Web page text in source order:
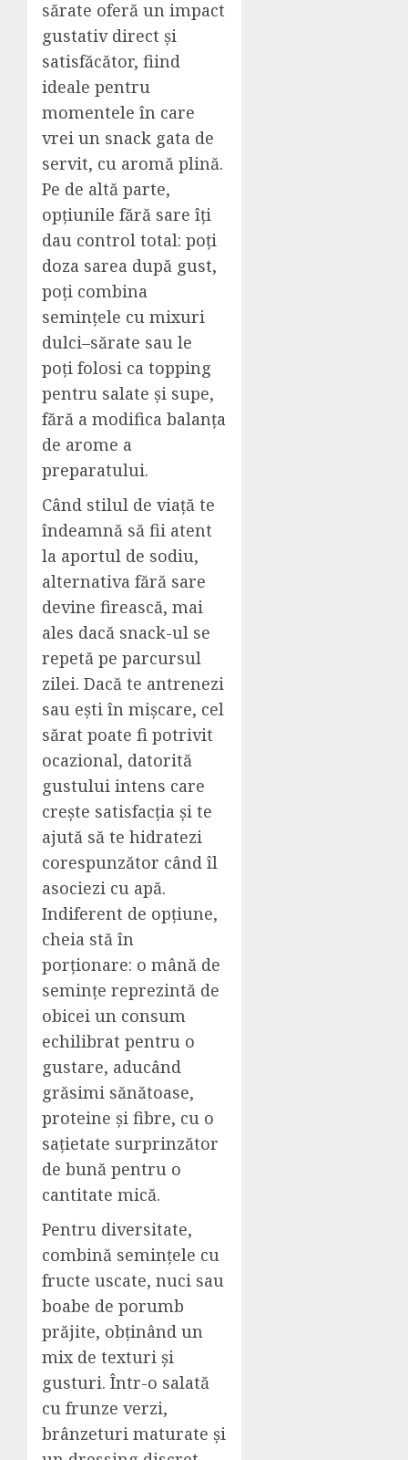
sărate oferă un impact
gustativ direct și
satisfăcător, fiind
ideale pentru
momentele în care
vrei un snack gata de
servit, cu aromă plină.
Pe de altă parte,
opțiunile fără sare îți
dau control total: poți
doza sarea după gust,
poți combina
semințele cu mixuri
dulci–sărate sau le
poți folosi ca topping
pentru salate și supe,
fără a modifica balanța
de arome a
preparatului.
Când stilul de viață te
îndeamnă să fii atent
la aportul de sodiu,
alternativa fără sare
devine firească, mai
ales dacă snack-ul se
repetă pe parcursul
zilei. Dacă te antrenezi
sau ești în mișcare, cel
sărat poate fi potrivit
ocazional, datorită
gustului intens care
crește satisfacția și te
ajută să te hidratezi
corespunzător când îl
asociezi cu apă.
Indiferent de opțiune,
cheia stă în
porționare: o mână de
semințe reprezintă de
obicei un consum
echilibrat pentru o
gustare, aducând
grăsimi sănătoase,
proteine și fibre, cu o
sațietate surprinzător
de bună pentru o
cantitate mică.
Pentru diversitate,
combină semințele cu
fructe uscate, nuci sau
boabe de porumb
prăjite, obținând un
mix de texturi și
gusturi. Într-o salată
cu frunze verzi,
brânzeturi maturate și